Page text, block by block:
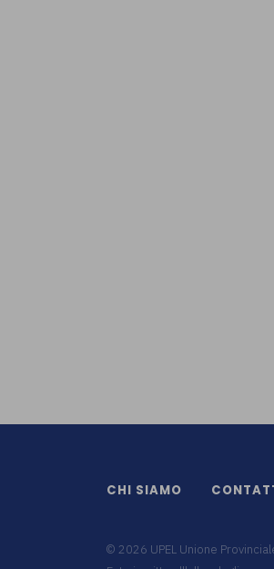
CHI SIAMO
© 2026 UPEL Unione